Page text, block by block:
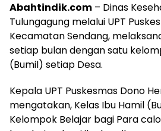
Abahtindik.com – Dinas
Tulungagung melalui UPT
Kecamatan Sendang,
setiap bulan dengan satu
(Bumil) setiap Desa.
Kepala UPT Puskesmas Dono
mengatakan, Kelas Ibu Hamil
Kelompok Belajar bagi Para